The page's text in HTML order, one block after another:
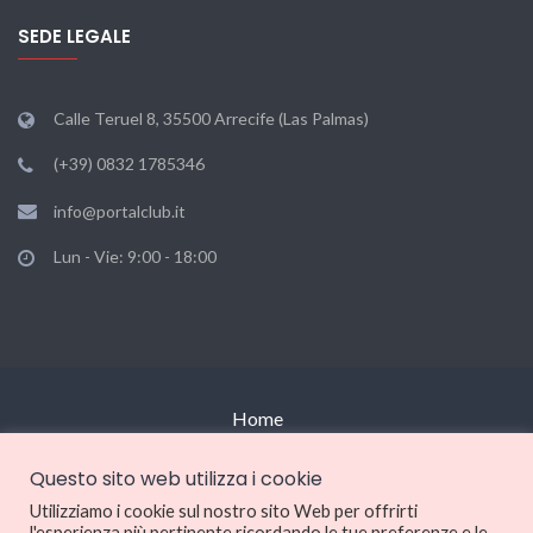
SEDE LEGALE
Calle Teruel 8, 35500 Arrecife (Las Palmas)
(+39) 0832 1785346
info@portalclub.it
Lun - Vie: 9:00 - 18:00
Home
Multiposting e gestionale
Siti web
Questo sito web utilizza i cookie
Utilizziamo i cookie sul nostro sito Web per offrirti